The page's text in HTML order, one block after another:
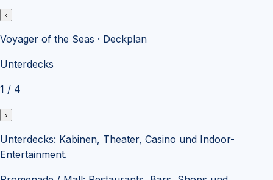
‹
Voyager of the Seas · Deckplan
Unterdecks
1 / 4
›
Unterdecks: Kabinen, Theater, Casino und Indoor-
Entertainment.